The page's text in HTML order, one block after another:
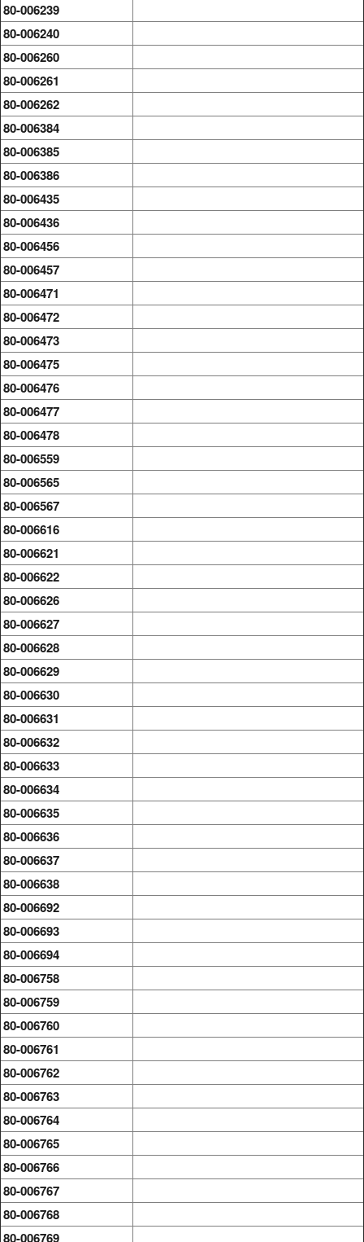
80-006239
80-006240
80-006260
80-006261
80-006262
80-006384
80-006385
80-006386
80-006435
80-006436
80-006456
80-006457
80-006471
80-006472
80-006473
80-006475
80-006476
80-006477
80-006478
80-006559
80-006565
80-006567
80-006616
80-006621
80-006622
80-006626
80-006627
80-006628
80-006629
80-006630
80-006631
80-006632
80-006633
80-006634
80-006635
80-006636
80-006637
80-006638
80-006692
80-006693
80-006694
80-006758
80-006759
80-006760
80-006761
80-006762
80-006763
80-006764
80-006765
80-006766
80-006767
80-006768
80-006769